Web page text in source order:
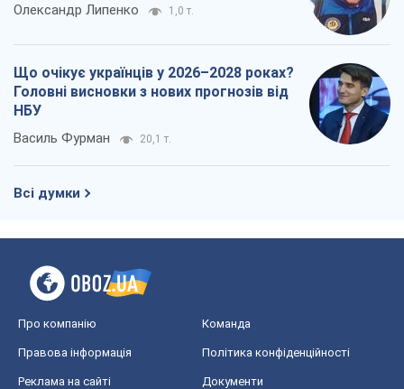
Олександр Липенко 1,0 т.
Що очікує українців у 2026–2028 роках?
Головні висновки з нових прогнозів від
НБУ
Василь Фурман 20,1 т.
Всі думки
Про компанію Команда
Правова інформація Політика конфіденційності
Реклама на сайті Документи